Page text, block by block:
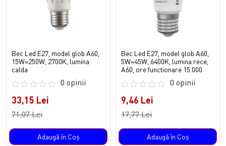
Bec Led E27, model glob A60,
15W=250W, 2700K, lumina
calda
0 opinii
33,15 Lei
71,07 Lei
Adaugă în Coş
Bec Led E27, model glob A60,
5W=45W, 6400K, lumina rece,
A60, ore functionare 15.000
0 opinii
9,46 Lei
17,77 Lei
Adaugă în Coş